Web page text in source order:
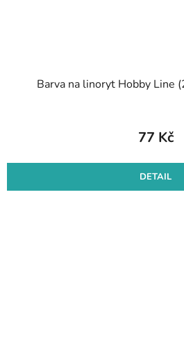
Barva na linoryt Hobby Line
77 Kč
DETAIL